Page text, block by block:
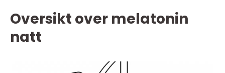
Oversikt over melatonin
natt